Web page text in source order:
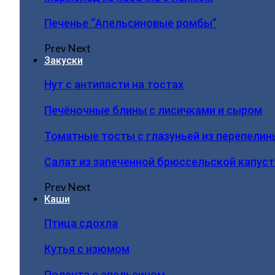
Печенье “Апельсиновые ромбы”
PrevNext
Закуски
Нут с антипасти на тостах
Печёночные блины с лисичками и сыром
Томатные тосты с глазуньей из
Салат из запеченной брюссельской
PrevNext
Каши
Птица сдохла
Кутья с изюмом